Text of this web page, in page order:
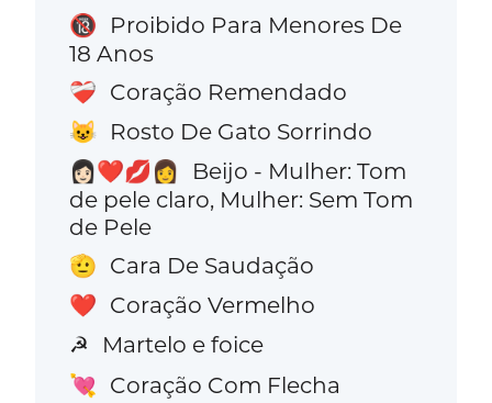
🔞
Proibido Para Menores De
18 Anos
❤️‍🩹 Coração Remendado
😺 Rosto De Gato Sorrindo
👩🏻‍❤️‍💋‍👩
Beijo - Mulher: Tom
de pele claro, Mulher: Sem Tom
de Pele
🫡 Cara De Saudação
❤️ Coração Vermelho
☭ Martelo e foice
💘 Coração Com Flecha